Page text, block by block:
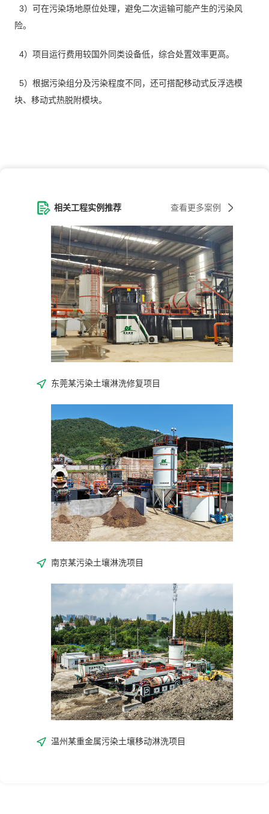
3）可在污染场地原位处理，避免二次运输可能产生的污染风
险。
4）项目运行费用较国外同类设备低，综合处置效率更高。
5）根据污染组分及污染程度不同，还可搭配移动式反浮选模
块、移动式热脱附模块。
相关工程实例推荐 查看更多案例
东莞某污染土壤淋洗修复项目
南京某污染土壤淋洗项目
温州某重金属污染土壤移动淋洗项目